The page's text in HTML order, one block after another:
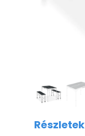
Részletek